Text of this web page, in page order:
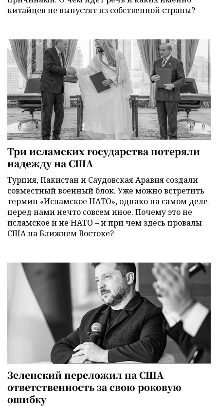
китайцев не выпустят из собственной страны?
Три исламских государства потеряли
надежду на США
Турция, Пакистан и Саудовская Аравия создали
совместный военный блок. Уже можно встретить
термин «Исламское НАТО», однако на самом деле
перед нами нечто совсем иное. Почему это не
исламское и не НАТО – и при чем здесь провалы
США на Ближнем Востоке?
Зеленский переложил на США
ответственность за свою роковую
ошибку